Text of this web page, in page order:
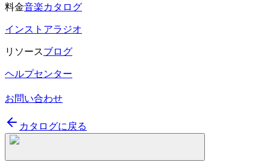
料金音楽カタログ
インストアラジオ
リソースブログ
ヘルプセンター
お問い合わせ
カタログに戻る